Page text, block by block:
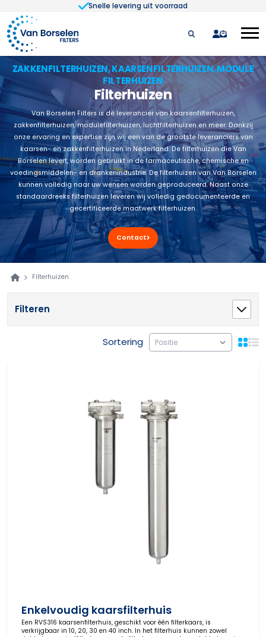
Snelle levering uit voorraad
Ga naar de inhoud
quote
ZAKKENFILTERHUIZEN, KAARSENFILTERHUIZEN, MODULE
FILTERHUIZEN
Filterhuizen
Van Borselen Filters is dé leverancier van kaarsenfilterhuizen,
zakkenfilterhuizen, modulefilterhuizen, luchtfilterhuizen en meer. Dankzij
onze ervaring en expertise zijn wij een van de grootste leveranciers van
kaarsen- en zakkenfilterhuizen in Nederland. De filterhuizen die Van
Borselen levert, worden gebruikt in de farmaceutische, chemische en
voedingsmiddelen- en drankenindustrie. De filterhuizen van Van Borselen
kunnen volledig naar uw wensen worden geproduceerd. Naast onze
standaardreeks filterhuizen leveren wij volledig gedocumenteerde en
gecertificeerde maatwerk filterhuizen.
Contact
Filterhuizen
Filteren
Sortering
Enkelvoudig kaarsfilterhuis
Een RVS316 kaarsenfilterhuis, geschikt voor één filterkaars, is
verkrijgbaar in 10, 20, 30 en 40 inch. In het filterhuis kunnen zowel